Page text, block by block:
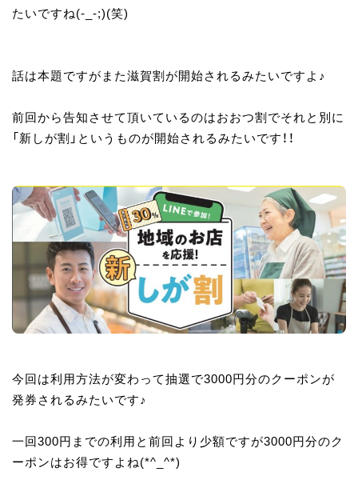
たいですね(-_-;)(笑)
話は本題ですがまた滋賀割が開始されるみたいですよ♪
前回から告知させて頂いているのはおおつ割でそれと別に
「新しが割」というものが開始されるみたいです！！
今回は利用方法が変わって抽選で3000円分のクーポンが
発券されるみたいです♪
一回300円までの利用と前回より少額ですが3000円分のク
ーポンはお得ですよね(*^_^*)